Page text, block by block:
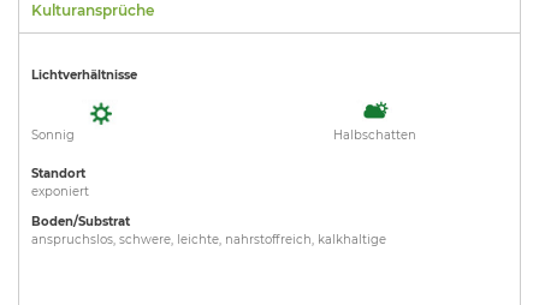
Kulturansprüche
Lichtverhältnisse
Sonnig Halbschatten
Standort
exponiert
Boden/Substrat
anspruchslos, schwere, leichte, nahrstoffreich, kalkhaltige